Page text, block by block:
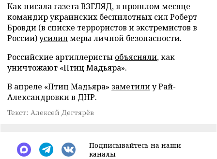
Как писала газета ВЗГЛЯД, в прошлом месяце
командир украинских беспилотных сил Роберт
Бровди (в списке террористов и экстремистов в
России)усилилмеры личной безопасности.
Российские артиллеристы объясняли, как
уничтожают «Птиц Мадьяра».
В апреле «Птиц Мадьяра» заметилиу Рай-
Александровки в ДНР.
Текст: Алексей Дегтярёв
Подписывайтесь на наши
каналы